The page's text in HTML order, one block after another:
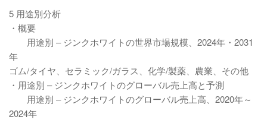
5 用途別分析
・概要
用途別 – ジンクホワイトの世界市場規模、2024年・2031
年
ゴム/タイヤ、セラミック/ガラス、化学/製薬、農業、その他
・用途別 – ジンクホワイトのグローバル売上高と予測
用途別 – ジンクホワイトのグローバル売上高、2020年～
2024年